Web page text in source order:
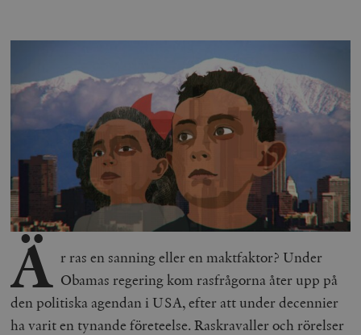
Ä r ras en sanning eller en maktfaktor? Under
Obamas regering kom rasfrågorna åter upp på
den politiska agendan i USA, efter att under decennier
ha varit en tynande företeelse. Raskravaller och rörelser